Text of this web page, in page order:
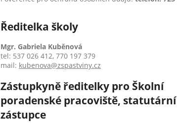
Ředitelka školy
Mgr. Gabriela Kuběnová
tel: 537 026 412, 770 197 379
mail: kubenova@zspastviny.cz
Zástupkyně ředitelky pro Školní
poradenské pracoviště, statutární
zástupce